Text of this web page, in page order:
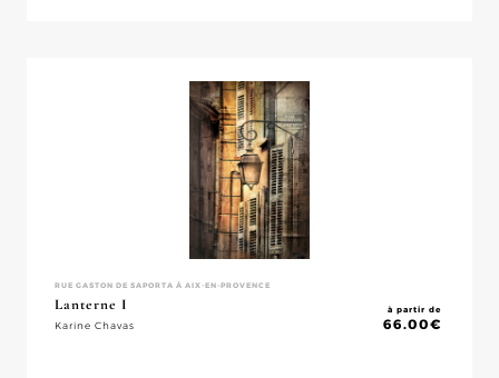
RUE GASTON DE SAPORTA À AIX-EN-PROVENCE
Lanterne I
Karine Chavas
à partir de
66.00€